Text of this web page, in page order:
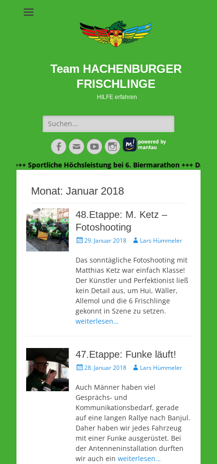
Team HACHENBURGER
FRISCHLINGE
HILFE erfahren
Suche
nach:
Facebook
E-
Mail
YouTubeInstagram
+++ Sportliche Höchsleistung bei 6. Biermarathon +++ Danke
Monat: Januar 2018
48.Etappe: M. Ketz –
Fotoshooting
Veröffentlicht
29. Januar 2018 AutorLars Hümmeler
Das sonntägliche Fotoshooting mit
Matthias Ketz war einfach Klasse!
Der Künstler und Perfektionist ließ
kein Detail aus, um Hui, Wäller,
Allemol und die 6 Frischlinge
gekonnt in Szene zu setzen.
weiterlesen…
47.Etappe: Funke läuft!
Veröffentlicht
28. Januar 2018 AutorLars Hümmeler
Auch Männer haben viel
Gesprächs- und
Kommunikationsbedarf, gerade
auf eine langen Rallye nach Banjul.
Daher haben wir jedes Fahrzeug
mit einer Funke ausgerüstet. Bei
der Antenneninstallation durften
wir auch ein weiterlesen…